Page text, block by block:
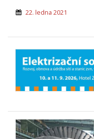
22. ledna 2021